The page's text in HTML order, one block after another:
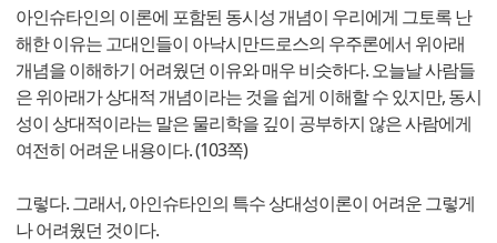
아인슈타인의 이론에 포함된 동시성 개념이 우리에게 그토록 난
해한 이유는 고대인들이 아낙시만드로스의 우주론에서 위아래
개념을 이해하기 어려웠던 이유와 매우 비슷하다. 오늘날 사람들
은 위아래가 상대적 개념이라는 것을 쉽게 이해할 수 있지만, 동시
성이 상대적이라는 말은 물리학을 깊이 공부하지 않은 사람에게
여전히 어려운 내용이다. (103쪽)
그렇다. 그래서, 아인슈타인의 특수 상대성이론이 어려운 그렇게
나 어려웠던 것이다.